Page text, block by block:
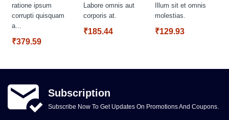
ratione ipsum
corrupti quisquam
a...
₹379.59
Labore omnis aut
corporis at.
₹185.44
Illum sit et omnis
molestias.
₹129.93
Subscription
Subscribe Now To Get Updates On Promotions And Coupons.